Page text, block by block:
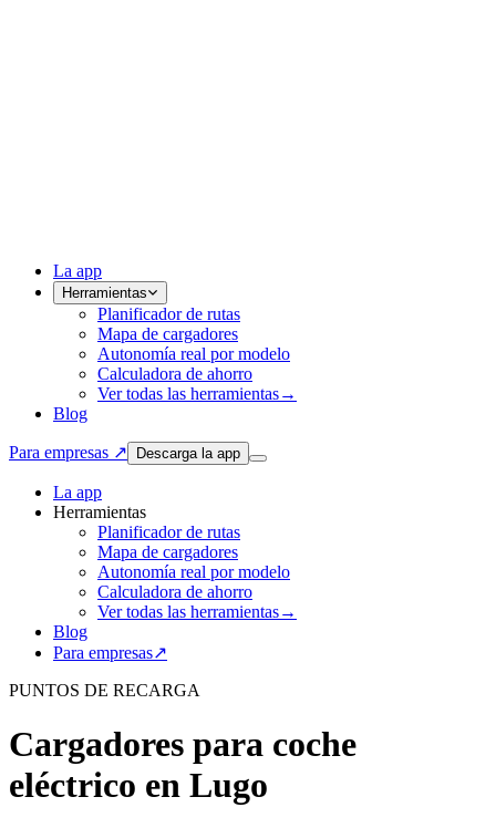
La app
Herramientas
Planificador de rutas
Mapa de cargadores
Autonomía real por modelo
Calculadora de ahorro
Ver todas las herramientas→
Blog
Para empresas ↗ Descarga la app
La app
Herramientas
Planificador de rutas
Mapa de cargadores
Autonomía real por modelo
Calculadora de ahorro
Ver todas las herramientas→
Blog
Para empresas↗
PUNTOS DE RECARGA
Cargadores para coche
eléctrico en Lugo